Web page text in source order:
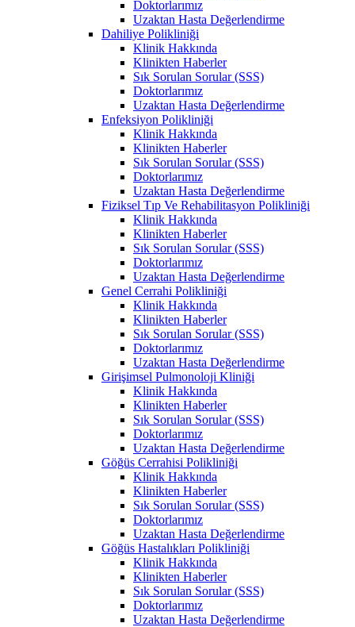
Doktorlarımız
Uzaktan Hasta Değerlendirme
Dahiliye Polikliniği
Klinik Hakkında
Klinikten Haberler
Sık Sorulan Sorular (SSS)
Doktorlarımız
Uzaktan Hasta Değerlendirme
Enfeksiyon Polikliniği
Klinik Hakkında
Klinikten Haberler
Sık Sorulan Sorular (SSS)
Doktorlarımız
Uzaktan Hasta Değerlendirme
Fiziksel Tıp Ve Rehabilitasyon Polikliniği
Klinik Hakkında
Klinikten Haberler
Sık Sorulan Sorular (SSS)
Doktorlarımız
Uzaktan Hasta Değerlendirme
Genel Cerrahi Polikliniği
Klinik Hakkında
Klinikten Haberler
Sık Sorulan Sorular (SSS)
Doktorlarımız
Uzaktan Hasta Değerlendirme
Girişimsel Pulmonoloji Kliniği
Klinik Hakkında
Klinikten Haberler
Sık Sorulan Sorular (SSS)
Doktorlarımız
Uzaktan Hasta Değerlendirme
Göğüs Cerrahisi Polikliniği
Klinik Hakkında
Klinikten Haberler
Sık Sorulan Sorular (SSS)
Doktorlarımız
Uzaktan Hasta Değerlendirme
Göğüs Hastalıkları Polikliniği
Klinik Hakkında
Klinikten Haberler
Sık Sorulan Sorular (SSS)
Doktorlarımız
Uzaktan Hasta Değerlendirme